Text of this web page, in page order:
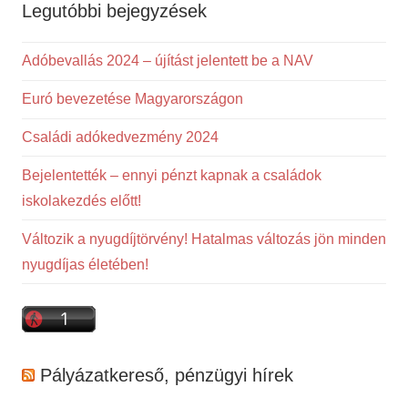
Legutóbbi bejegyzések
Adóbevallás 2024 – újítást jelentett be a NAV
Euró bevezetése Magyarországon
Családi adókedvezmény 2024
Bejelentették – ennyi pénzt kapnak a családok
iskolakezdés előtt!
Változik a nyugdíjtörvény! Hatalmas változás jön minden
nyugdíjas életében!
Pályázatkereső, pénzügyi hírek